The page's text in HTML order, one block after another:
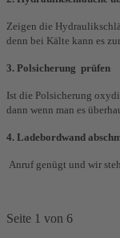
Zeigen die
denn bei Kälte kann es
3. Polsicherung prüfen
Ist die Polsicherung
dann wenn man es
4. Ladebordwand
Anruf genügt und wir
Seite 1 von 6